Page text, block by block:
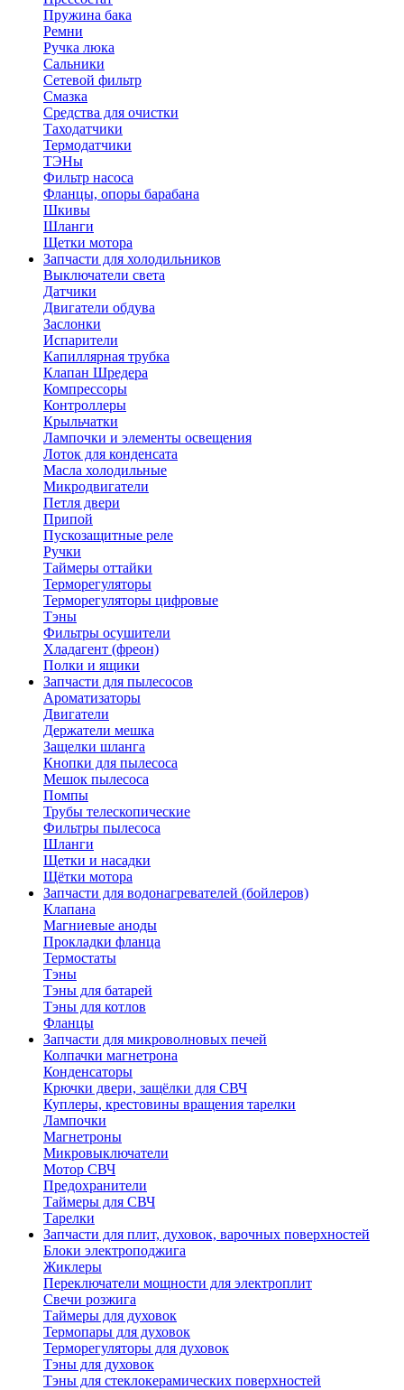
Пружина бака
Ремни
Ручка люка
Сальники
Сетевой фильтр
Смазка
Средства для очистки
Таходатчики
Термодатчики
ТЭНы
Фильтр насоса
Фланцы, опоры барабана
Шкивы
Шланги
Щетки мотора
Запчасти для холодильников
Выключатели света
Датчики
Двигатели обдува
Заслонки
Испарители
Капиллярная трубка
Клапан Шредера
Компрессоры
Контроллеры
Крыльчатки
Лампочки и элементы освещения
Лоток для конденсата
Масла холодильные
Микродвигатели
Петля двери
Припой
Пускозащитные реле
Ручки
Таймеры оттайки
Терморегуляторы
Терморегуляторы цифровые
Тэны
Фильтры осушители
Хладагент (фреон)
Полки и ящики
Запчасти для пылесосов
Ароматизаторы
Двигатели
Держатели мешка
Защелки шланга
Кнопки для пылесоса
Мешок пылесоса
Помпы
Трубы телескопические
Фильтры пылесоса
Шланги
Щетки и насадки
Щётки мотора
Запчасти для водонагревателей (бойлеров)
Клапана
Магниевые аноды
Прокладки фланца
Термостаты
Тэны
Тэны для батарей
Тэны для котлов
Фланцы
Запчасти для микроволновых печей
Колпачки магнетрона
Конденсаторы
Крючки двери, защёлки для СВЧ
Куплеры, крестовины вращения тарелки
Лампочки
Магнетроны
Микровыключатели
Мотор СВЧ
Предохранители
Таймеры для СВЧ
Тарелки
Запчасти для плит, духовок, варочных поверхностей
Блоки электроподжига
Жиклеры
Переключатели мощности для электроплит
Свечи розжига
Таймеры для духовок
Термопары для духовок
Терморегуляторы для духовок
Тэны для духовок
Тэны для стеклокерамических поверхностей